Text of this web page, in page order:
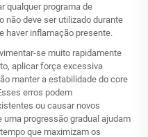
qualquer programa de
não deve ser utilizado durante
haver inflamação presente.
se muito rapidamente
aplicar força excessiva
manter a estabilidade do core
erros podem
ou causar novos
progressão gradual ajudam
que maximizam os